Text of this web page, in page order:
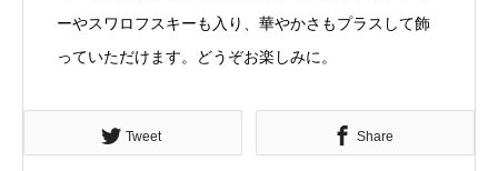
ーやスワロフスキーも入り、華やかさもプラスして飾
っていただけます。どうぞお楽しみに。
Tweet Share